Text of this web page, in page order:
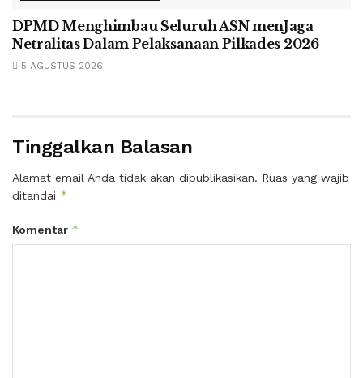
DPMD Menghimbau Seluruh ASN menJaga
Netralitas Dalam Pelaksanaan Pilkades 2026
5 AGUSTUS 2026
Tinggalkan Balasan
Alamat email Anda tidak akan dipublikasikan. Ruas yang wajib
ditandai *
Komentar *